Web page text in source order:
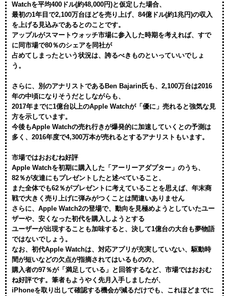
Watchを平均400ドル(約48,000円)と仮定した場合、
最初の1年目で2,100万台ほどを売り上げ、84億ドル(約1兆円)の収入
を上げる見込みであるとのことです。
アップルがスマートウォッチ市場に参入した時期を考えれば、すで
に同市場で80％のシェアを同社が
占めてしまったという状況は、誇るべきものといっていいでしょ
う。
さらに、別のアナリストであるBen Bajarin氏も、2,100万台は2016
年の中頃になりそうだとしながらも、
2017年までに1億台以上のApple Watchが「優に」売れると強気な見
方を示しています。
今後もApple Watchの売れ行きが爆発的に加速していくとの予測は
多く、2016年度で4,300万本が売れるとするアナリストもいます。
市場ではおおむね好評
Apple Watchを初期に購入した「アーリーアダプター」のうち、
82％が友達にもプレゼントしたと述べていること、
また全体でも62％がプレゼントに考えていることを思えば、年末商
戦で大きく売り上げに弾みがつくことは間違いありません
さらに、Apple Watch2の登場で、動向を見極めようとしていたユー
ザーや、安くなった初代を購入しようとする
ユーザーが出現することも加味すると、決して1億台の大台も夢物語
ではないでしょう。
なお、初代Apple Watchは、対応アプリが充実していない、駆動時
間が短いなどの欠点が指摘されてはいるものの、
購入者の97％が「満足している」と回答するなど、市場ではおおむ
ね好評です。筆者もようやく先月入手しましたが、
iPhoneを取り出して確認する機会が減るだけでも、これほどまでに